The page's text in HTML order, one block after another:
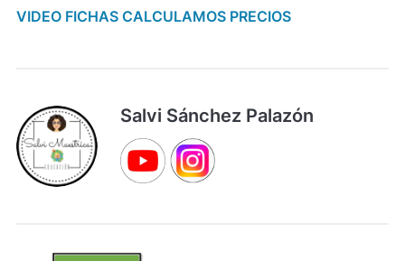
VIDEO FICHAS CALCULAMOS PRECIOS
Salvi Sánchez Palazón